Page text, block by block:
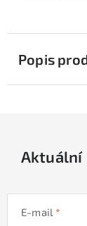
Popis
Aktuální
E-mail